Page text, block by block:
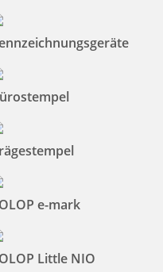
e-mark
Little NIO
Touch Pen 3308